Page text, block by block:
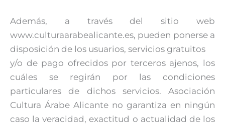
Además, a través del sitio web
www.culturaarabealicante.es, pueden ponerse a
disposición de los usuarios, servicios gratuitos
y/o de pago ofrecidos por terceros ajenos, los
cuáles se regirán por las condiciones
particulares de dichos servicios. Asociación
Cultura Árabe Alicante no garantiza en ningún
caso la veracidad, exactitud o actualidad de los